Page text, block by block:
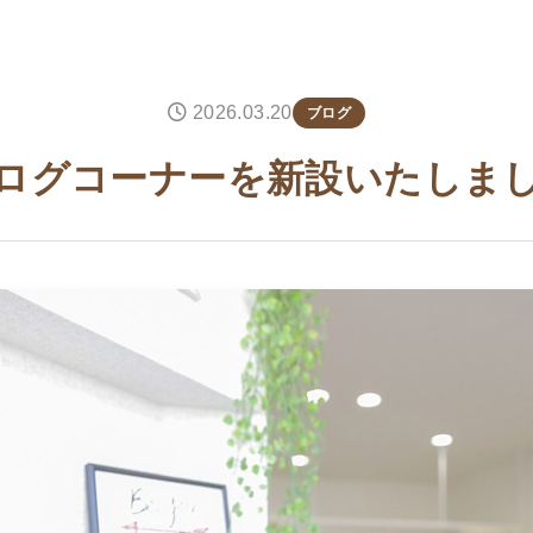
2026.03.20 ブログ
グコーナーを新設いたしま